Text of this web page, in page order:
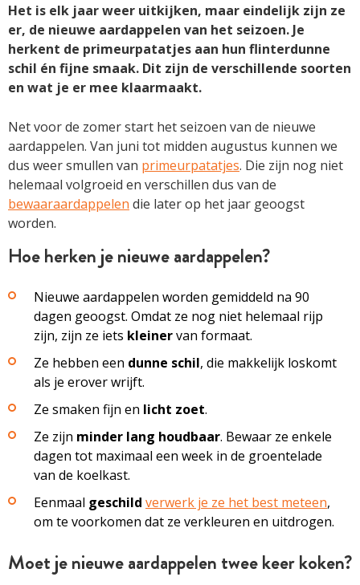
Het is elk jaar weer uitkijken, maar eindelijk zijn ze
er, de nieuwe aardappel­en van het seizoen. Je
herkent de primeurpatatjes aan hun flinterdunne
schil én fijne smaak. Dit zijn de verschillende soorten
en wat je er mee klaarmaakt.
Net voor de zomer start het seizoen van de nieuwe
aardappel­en. Van juni tot ­midden augustus ­kunnen we
dus weer smullen van primeurpatatjes. Die zijn nog niet
helemaal volgroeid en verschillen dus van de
bewaaraardappelen die later op het jaar ­geoogst
worden.
Hoe herken je nieuwe aardappel­en?
Nieuwe aardappel­en worden gemiddeld na 90
dagen ­geoogst. Omdat ze nog niet ­helemaal rijp
zijn, zijn ze iets kleinervan formaat.
Ze hebben een dunne schil, die makkelijk loskomt
als je ­erover wrijft.
Ze smaken fijn en licht zoet.
Ze zijn minder lang houdbaar. Bewaar ze enkele
dagen tot maximaal een week in de groentelade
van de koelkast.
Eenmaal geschild verwerk je ze het best meteen,
om te voorkomen dat ze verkleuren en uitdrogen.
Moet je nieuwe aardappel­en twee keer koken?